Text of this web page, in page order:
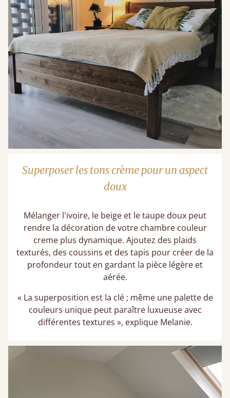
Superposer les tons crème pour un aspect
doux
Mélanger l'ivoire, le beige et le taupe doux peut
rendre la décoration de votre chambre couleur
creme plus dynamique. Ajoutez des plaids
texturés, des coussins et des tapis pour créer de la
profondeur tout en gardant la pièce légère et
aérée.
« La superposition est la clé ; même une palette de
couleurs unique peut paraître luxueuse avec
différentes textures », explique Melanie.